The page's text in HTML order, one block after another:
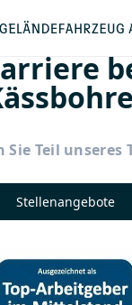
Sie Teil unseres
Stellenangebote